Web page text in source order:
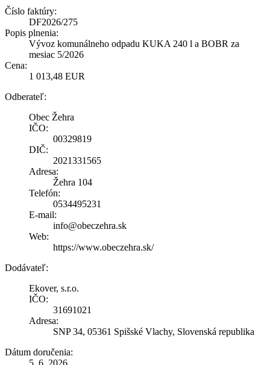
Číslo faktúry:
DF2026/275
Popis plnenia:
Vývoz komunálneho odpadu KUKA 240 l a BOBR za
mesiac 5/2026
Cena:
1 013,48 EUR
Odberateľ:
Obec Žehra
IČO:
00329819
DIČ:
2021331565
Adresa:
Žehra 104
Telefón:
0534495231
E-mail:
info@obeczehra.sk
Web:
https://www.obeczehra.sk/
Dodávateľ:
Ekover, s.r.o.
IČO:
31691021
Adresa:
SNP 34, 05361 Spišské Vlachy, Slovenská republika
Dátum doručenia:
5. 6. 2026